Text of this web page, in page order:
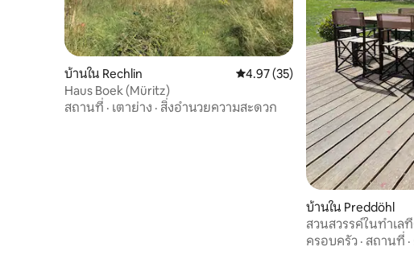
บ้านใน Rechlin คะแนนเฉลี่ย 4.97 จาก 5, 35 รีวิว
4.97 (35)
Haus Boek (Müritz)
สถานที่ · เตาย่าง · สิ่งอำนวยความสะดวก
บ้านใน Preddöhl
สวนสวรรค์ในทำเล
ครอบครัว · สถานที่ ·